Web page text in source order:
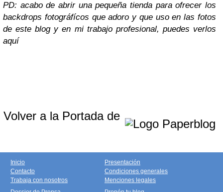
PD: acabo de abrir una pequeña tienda para ofrecer los
backdrops fotográfícos que adoro y que uso en las fotos
de este blog y en mi trabajo profesional, puedes verlos
aquí
Volver a la Portada de
Inicio
Contacto
Trabaja con nosotros
Presentación
Condiciones generales
Menciones legales